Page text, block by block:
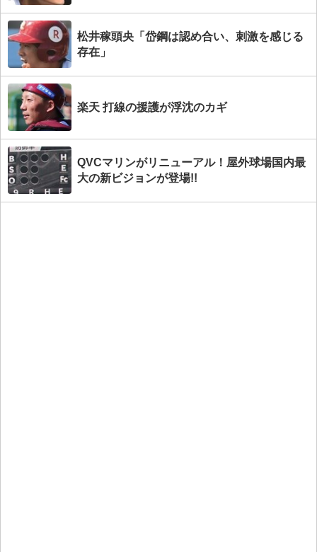
松井稼頭央「岱鋼は認め合い、刺激を感じる
存在」
楽天 打線の援護が浮沈のカギ
QVCマリンがリニューアル！屋外球場国内最
大の新ビジョンが登場!!